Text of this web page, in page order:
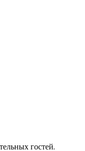
гостей.